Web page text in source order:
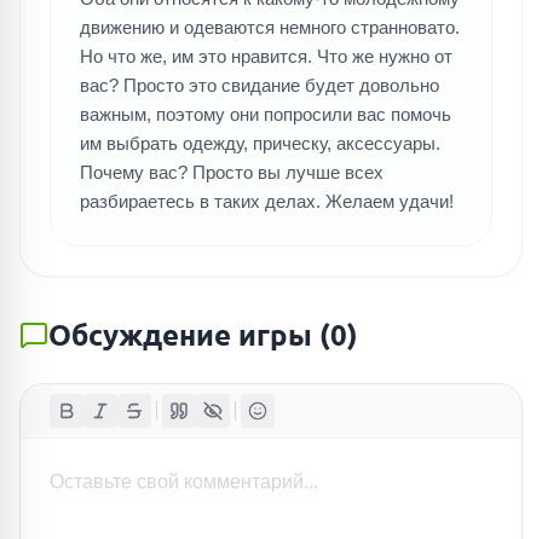
движению и одеваются немного странновато.
Но что же, им это нравится. Что же нужно от
вас? Просто это свидание будет довольно
важным, поэтому они попросили вас помочь
им выбрать одежду, прическу, аксессуары.
Почему вас? Просто вы лучше всех
разбираетесь в таких делах. Желаем удачи!
Обсуждение игры (0)